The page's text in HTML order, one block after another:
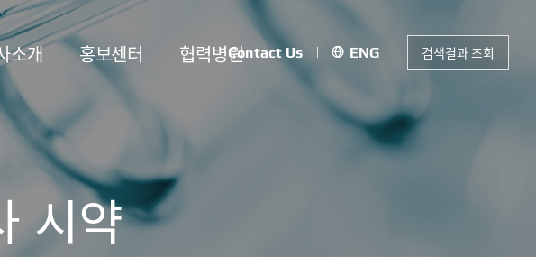
소개 홍보센터 협력병원Contact Us ENG 검색결과 조회
시약